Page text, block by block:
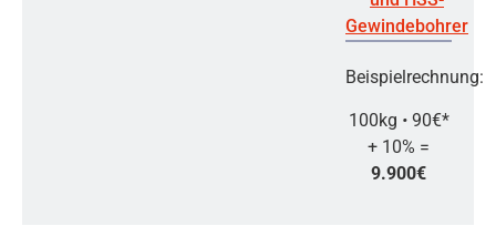
Gewindebohrer
Beispielrechnung:
100kg • 90€*
+ 10% =
9.900€